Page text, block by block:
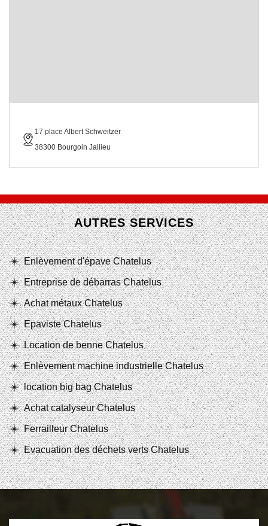
17 place Albert Schweitzer
38300 Bourgoin Jallieu
AUTRES SERVICES
Enlèvement d'épave Chatelus
Entreprise de débarras Chatelus
Achat métaux Chatelus
Epaviste Chatelus
Location de benne Chatelus
Enlèvement machine industrielle Chatelus
location big bag Chatelus
Achat catalyseur Chatelus
Ferrailleur Chatelus
Evacuation des déchets verts Chatelus